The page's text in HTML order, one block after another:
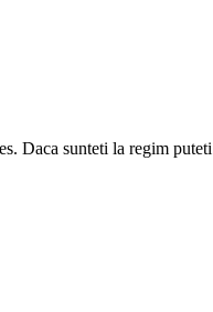
Daca sunteti la regim